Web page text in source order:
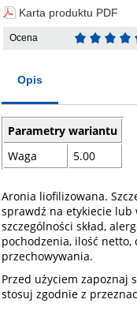
Karta produktu PDF
Ocena
Opis
Parametry wariantu
Waga
5.00
Aronia liofilizowana.
sprawdź na etykiecie
szczególności skład,
pochodzenia, ilość
przechowywania.
Przed użyciem zapoznaj
stosuj zgodnie z